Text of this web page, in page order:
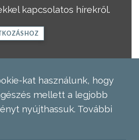
kapcsolatos hírekről.
kat használunk, hogy
mellett a legjobb
nyújthassuk. További